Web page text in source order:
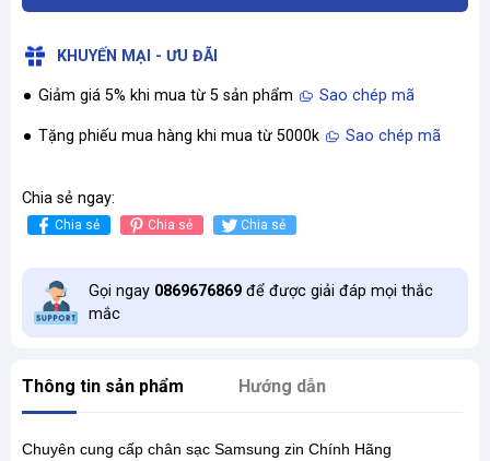
KHUYẾN MẠI - ƯU ĐÃI
Giảm giá 5% khi mua từ 5 sản phẩm Sao chép mã
Tặng phiếu mua hàng khi mua từ 5000k Sao chép mã
Chia sẻ ngay:
Chia sẻ Chia sẻ Chia sẻ
Gọi ngay 0869676869 để được giải đáp mọi thắc
mắc
Thông tin sản phẩm Hướng dẫn
Chuyên cung cấp chân sạc Samsung zin Chính Hãng